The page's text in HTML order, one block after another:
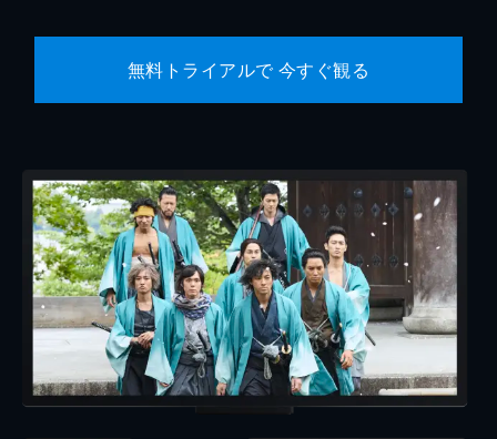
無料トライアルで 今すぐ観る